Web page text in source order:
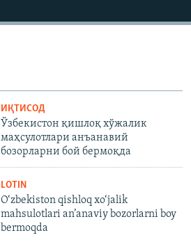
ИҚТИСОД
Ўзбекистон қишлоқ хўжалик
маҳсулотлари анъанавий
бозорларни бой бермоқда
LOTIN
O‘zbekiston qishloq xo‘jalik
mahsulotlari an’anaviy bozorlarni boy
bermoqda